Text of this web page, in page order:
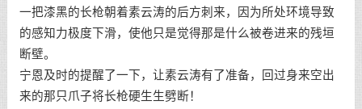
一把漆黑的长枪朝着素云涛的后方刺来，因为所处环境导致
的感知力极度下滑，使他只是觉得那是什么被卷进来的残垣
断壁。
宁恩及时的提醒了一下，让素云涛有了准备，回过身来空出
来的那只爪子将长枪硬生生劈断！